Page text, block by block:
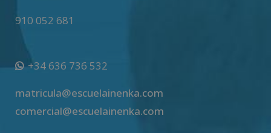
910 052 681
+34 636 736 532
matricula@escuelainenka.com
comercial@escuelainenka.com